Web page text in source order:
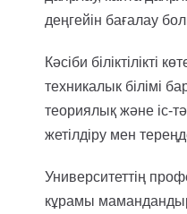
деңгейін бағалау
Кәсіби біліктілікті
техникалык білімі
теориялық және іс-
жетілдіру мен
Университеттің
кұрамы